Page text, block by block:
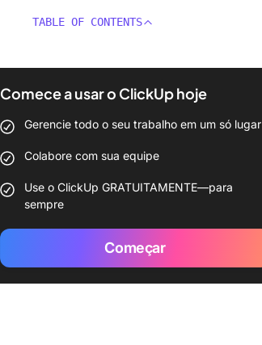
TABLE OF CONTENTS
Comece a usar o ClickUp hoje
Gerencie todo o seu trabalho em um só lugar
Colabore com sua equipe
Use o ClickUp GRATUITAMENTE—para
sempre
Começar